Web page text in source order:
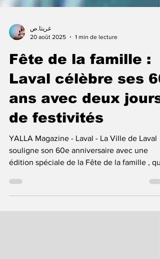
20 août 2025
1 min de lecture
Fête de la famille :
Laval célèbre ses 60
ans avec deux jours
de festivités
YALLA Magazine - Laval - La Ville de Laval
souligne son 60e anniversaire avec une
édition spéciale de la Fête de la famille , qui